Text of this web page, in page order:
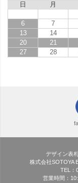
日
月
6
7
13
14
20
21
27
28
デザイン表
株式会社SOTOYA
TEL：
営業時間：